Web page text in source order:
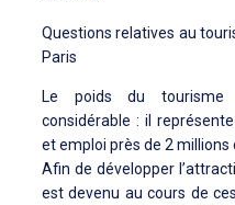
Questions relatives au
Paris
Le poids du tourisme
considérable : il
et emploi près de 2 millions
Afin de développer
est devenu au cours de